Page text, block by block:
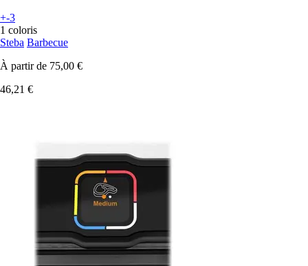
+-3
1 coloris
Steba Barbecue
À partir de 75,00 €
46,21 €